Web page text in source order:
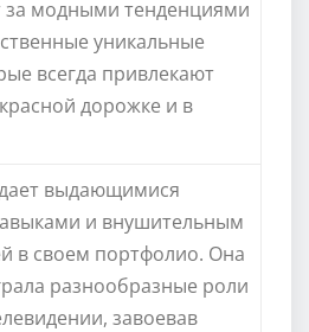
за модными тенденциями
уникальные
всегда привлекают
дорожке и в
выдающимися
и внушительным
в своем портфолио. Она
разнообразные роли
завоевав